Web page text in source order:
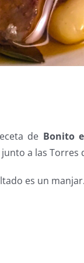
de Bonito
junto a las Torres
es un manjar.